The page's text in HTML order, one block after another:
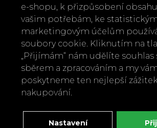
Zpět Doporučit
e-shopu, k přizpůsobení
vašim potřebám, ke
marketingovým účelům
soubory cookie. Kliknutím na
„Přijímám“ nám udělíte souhlas
sběrem a zpracováním a my
poskytneme ten nejlepší
nakupování.
Nastavení